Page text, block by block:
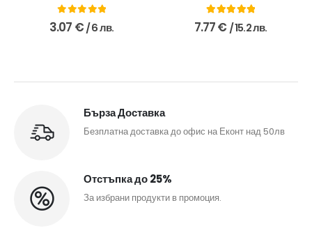
0out of 5
3.07 € / 6 лв. 5.00 out of 5
7.77€ / 15.2 лв.
Бърза Доставка
Безплатна доставка до офис на Еконт над 50лв
Отстъпка до 25%
За избрани продукти в промоция.